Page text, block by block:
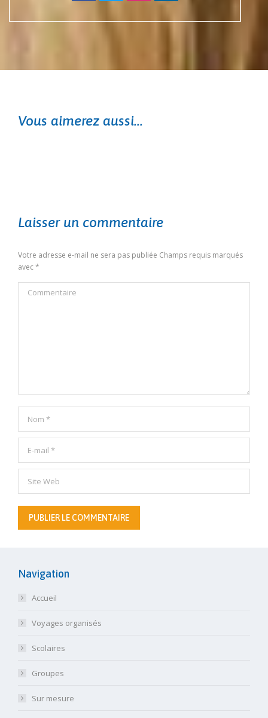
Vous aimerez aussi...
Laisser un commentaire
Votre adresse e-mail ne sera pas publiée Champs requis marqués
avec*
Commentaire
Nom *
E-mail *
Site Web
PUBLIER LE COMMENTAIRE
Navigation
Accueil
Voyages organisés
Scolaires
Groupes
Sur mesure